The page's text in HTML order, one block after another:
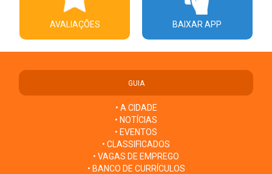
AVALIAÇÕES BAIXAR APP
GUIA
• A CIDADE
• NOTÍCIAS
• EVENTOS
• CLASSIFICADOS
• VAGAS DE EMPREGO
• BANCO DE CURRÍCULOS